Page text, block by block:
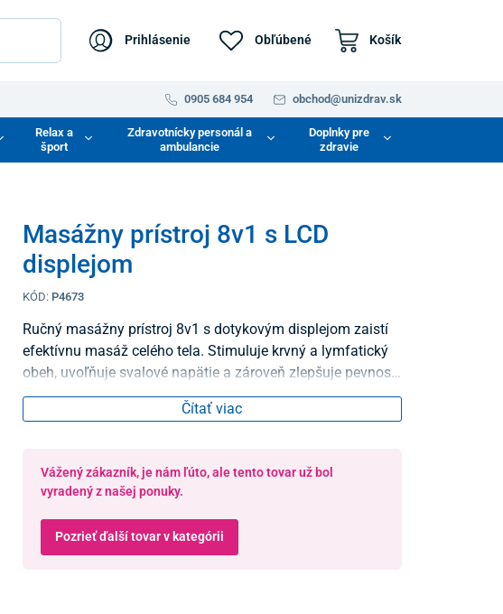
Prihlásenie Obľúbené Košík
0905 684 954 obchod@unizdrav.sk
Relax a
šport
Zdravotnícky personál a
ambulancie
Doplnky pre
zdravie
Masážny prístroj 8v1 s LCD
displejom
KÓD: P4673
Ručný masážny prístroj 8v1 s dotykovým displejom zaistí
efektívnu masáž celého tela. Stimuluje krvný a lymfatický
obeh, uvoľňuje svalové napätie a zároveň zlepšuje pevnosť
a elasticitu pokožky.
Čítať viac
Vážený zákazník, je nám ľúto, ale tento tovar už bol
vyradený z našej ponuky.
Pozrieť ďalší tovar v kategórii